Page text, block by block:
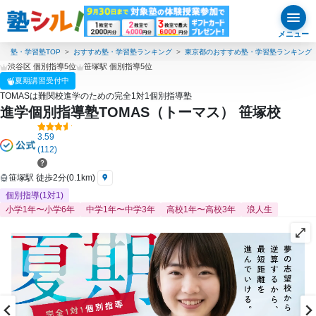
メニュー
塾・学習塾TOP おすすめ塾・学習塾ランキング 東京都のおすすめ塾・学習塾ランキング
渋谷区 個別指導5位
笹塚駅 個別指導5位
夏期講習受付中
TOMASは難関校進学のための完全1対1個別指導塾
進学個別指導塾TOMAS（トーマス） 笹塚校
3.59
(112)
笹塚駅 徒歩2分(0.1km)
個別指導(1対1)
小学1年〜小学6年
中学1年〜中学3年 高校1年〜高校3年 浪人生